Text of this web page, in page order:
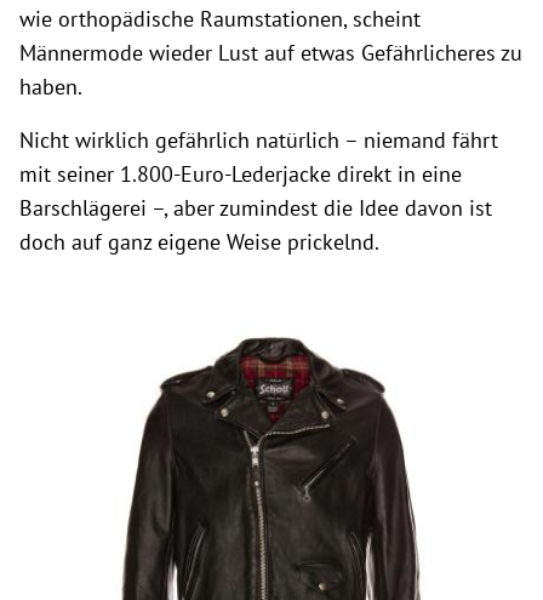
wie orthopädische Raumstationen, scheint
Männermode wieder Lust auf etwas Gefährlicheres zu
haben.
Nicht wirklich gefährlich natürlich – niemand fährt
mit seiner 1.800-Euro-Lederjacke direkt in eine
Barschlägerei –, aber zumindest die Idee davon ist
doch auf ganz eigene Weise prickelnd.